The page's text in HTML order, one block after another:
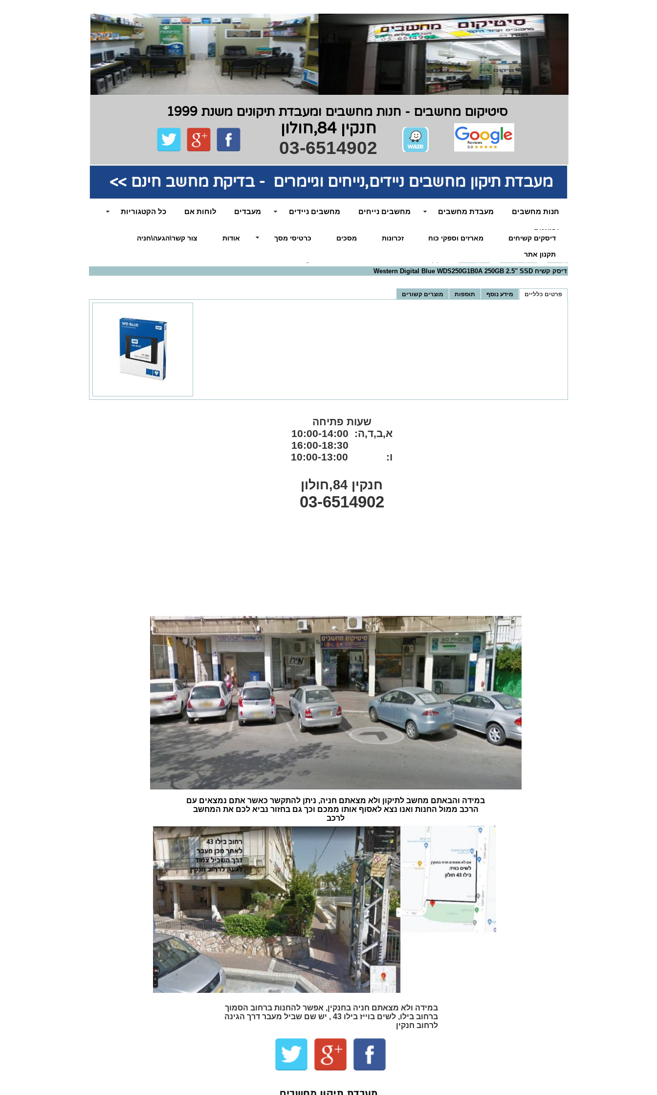
חנות מחשבים מעבדת מחשבים מחשבים נייחים מחשבים ניידים מעבדים לוחות אם כל הקטגוריות
יבואנים
דיסקים קשיחים מארזים וספקי כוח זכרונות מסכים כרטיסי מסך אודות צור קשר\הגעה\חניה
תקנון אתר
סיטיקום מחשבים - חנות מחשבים ומעבדת תיקונים משנת 1999
חנקין 84,חולון
03-6514902
מעבדת תיקון מחשבים ניידים,נייחים וגיימרים - בדיקת מחשב חינם >>
דף הבית >>
דיסק קשיח Western Digital Blue WDS250G1B0A 250GB 2.5'' SSD
פרטים כלליים מידע נוסף תוספות מוצרים קשורים
במידה והבאתם מחשב לתיקון ולא מצאתם חניה, ניתן להתקשר כאשר אתם נמצאים עם
הרכב ממול החנות ואנו נצא לאסוף אותו ממכם וכך גם בחזור נביא לכם את המחשב
לרכב
במידה ולא מצאתם חניה בחנקין, אפשר להחנות ברחוב הסמוך
ברחוב בילו, לשים בוייז בילו 43 , יש שם שביל מעבר דרך הגינה
לרחוב חנקין
שעות פתיחה
א,ב,ד,ה: 10:00-14:00
ו: 10:00-13:00
חנקין 84,חולון
03-6514902